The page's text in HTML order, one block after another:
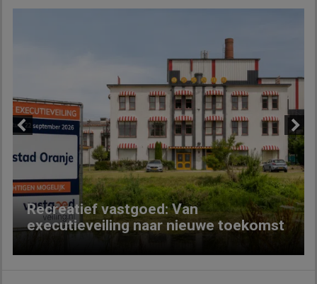
Recreatief vastgoed: Van
executieveiling naar nieuwe toekomst
Next